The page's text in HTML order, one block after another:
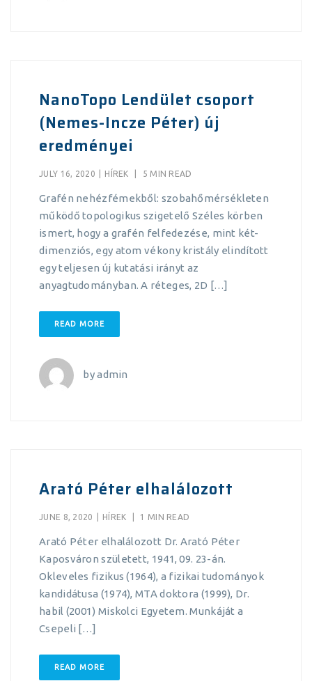
NanoTopo Lendület csoport
(Nemes-Incze Péter) új
eredményei
JULY 16, 2020 HÍREK 5 MIN READ
Grafén nehézfémekből: szobahőmérsékleten
működő topologikus szigetelő Széles körben
ismert, hogy a grafén felfedezése, mint két-
dimenziós, egy atom vékony kristály elindított
egy teljesen új kutatási irányt az
anyagtudományban. A réteges, 2D […]
READ MORE
byadmin
Arató Péter elhalálozott
JUNE 8, 2020 HÍREK 1 MIN READ
Arató Péter elhalálozott Dr. Arató Péter
Kaposváron született, 1941, 09. 23-án.
Okleveles fizikus (1964), a fizikai tudományok
kandidátusa (1974), MTA doktora (1999), Dr.
habil (2001) Miskolci Egyetem. Munkáját a
Csepeli […]
READ MORE